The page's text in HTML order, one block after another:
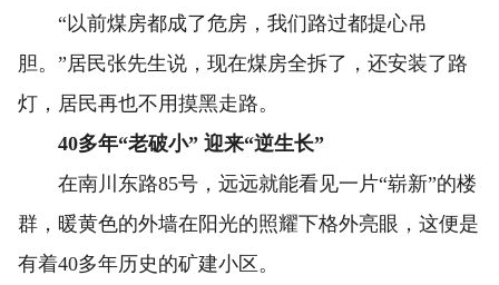
“以前煤房都成了危房，我们路过都提心吊
胆。”居民张先生说，现在煤房全拆了，还安装了路
灯，居民再也不用摸黑走路。
40多年“老破小” 迎来“逆生长”
在南川东路85号，远远就能看见一片“崭新”的楼
群，暖黄色的外墙在阳光的照耀下格外亮眼，这便是
有着40多年历史的矿建小区。